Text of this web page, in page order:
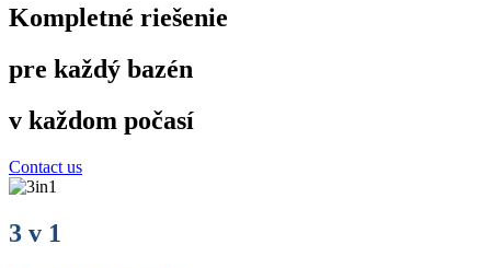
Kompletné riešenie
pre každý bazén
v každom počasí
Contact us
3 v 1